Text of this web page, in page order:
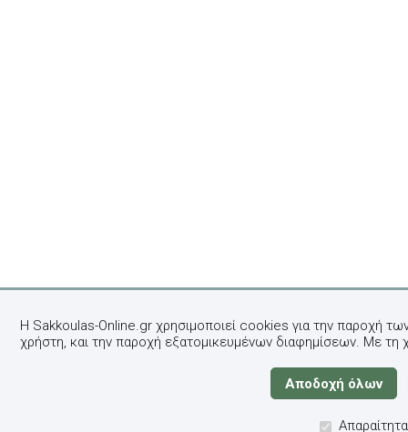
Η Sakkoulas-Online.gr χρησιμοποιεί cookies για την παροχή
χρήστη, και την παροχή εξατομικευμένων διαφημίσεων. Με